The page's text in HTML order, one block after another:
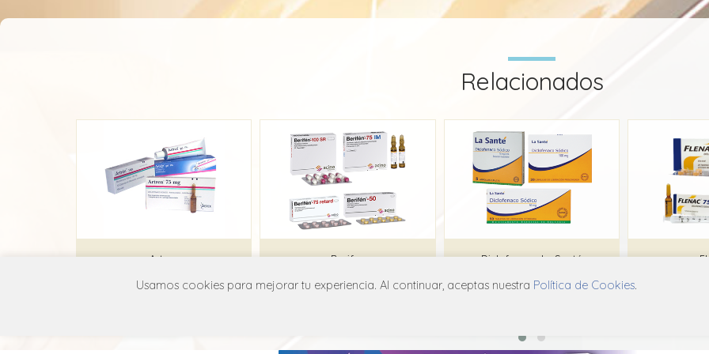
Relacionados
Artren
Merck
Berifen
Acino
Diclofenaco La Santé
La Santé
Usamos cookies para mejorar tu experiencia. Al continuar, aceptas nuestra Política de Cookies.